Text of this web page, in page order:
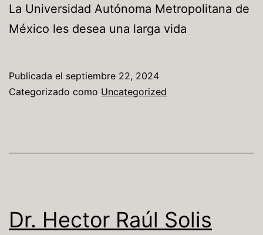
La Universidad Autónoma Metropolitana de
México les desea una larga vida
Publicada el septiembre 22, 2024
Categorizado como Uncategorized
Dr. Hector Raúl Solis